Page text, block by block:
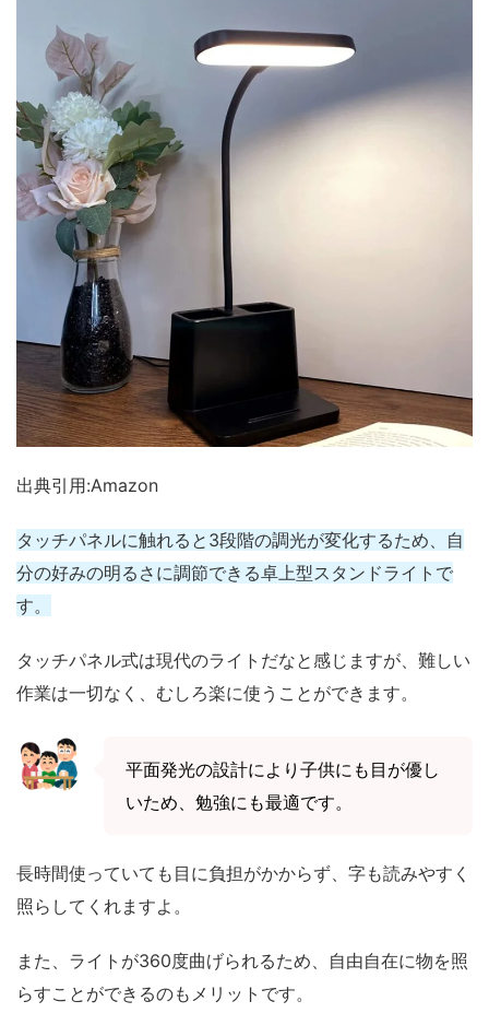
出典引用:Amazon
タッチパネルに触れると3段階の調光が変化するため、自
分の好みの明るさに調節できる卓上型スタンドライトで
す。
タッチパネル式は現代のライトだなと感じますが、難しい
作業は一切なく、むしろ楽に使うことができます。
平面発光の設計により子供にも目が優し
いため、勉強にも最適です。
長時間使っていても目に負担がかからず、字も読みやすく
照らしてくれますよ。
また、ライトが360度曲げられるため、自由自在に物を照
らすことができるのもメリットです。